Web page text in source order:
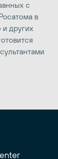
с
в
и других